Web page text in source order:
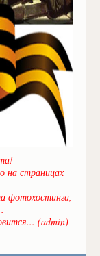
на страницах
фотохостинга,
(admin)